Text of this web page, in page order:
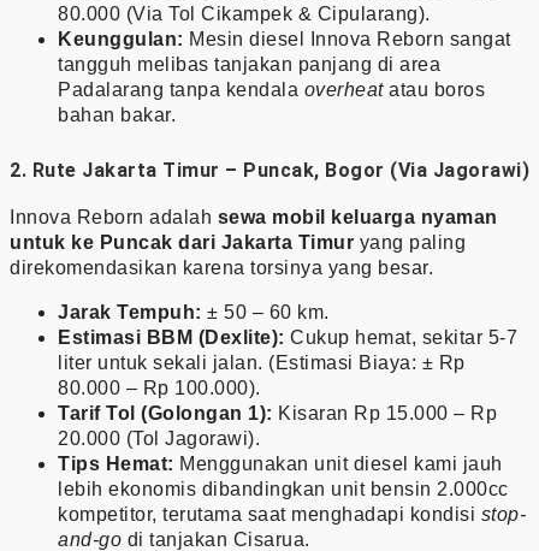
80.000 (Via Tol Cikampek & Cipularang).
Keunggulan: Mesin diesel Innova Reborn sangat
tangguh melibas tanjakan panjang di area
Padalarang tanpa kendala overheatatau boros
bahan bakar.
2. Rute Jakarta Timur – Puncak, Bogor (Via Jagorawi)
Innova Reborn adalah sewa mobil keluarga nyaman
untuk ke Puncak dari Jakarta Timur yang paling
direkomendasikan karena torsinya yang besar.
Jarak Tempuh: ± 50 – 60 km.
Estimasi BBM (Dexlite): Cukup hemat, sekitar 5-7
liter untuk sekali jalan. (Estimasi Biaya: ± Rp
80.000 – Rp 100.000).
Tarif Tol (Golongan 1): Kisaran Rp 15.000 – Rp
20.000 (Tol Jagorawi).
Tips Hemat: Menggunakan unit diesel kami jauh
lebih ekonomis dibandingkan unit bensin 2.000cc
kompetitor, terutama saat menghadapi kondisi stop-
and-go di tanjakan Cisarua.